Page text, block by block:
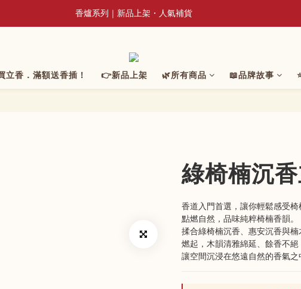
📢 8/3~9/10 全館立香系列滿額贈蘆香插
香爐系列｜新品上架・人氣補貨
立香．滿額送香插！ 👉新品上架 🌿所有商品 📖品牌故事
綠椅楠沉
香道入門首選，讓你輕鬆感受椅
點燃自然，品味純粹椅楠香韻。
揉合綠椅楠沉香、惠安沉香與
燃起，木韻清雅綿延、餘香不
讓空間沉浸在悠遠自然的香氣之